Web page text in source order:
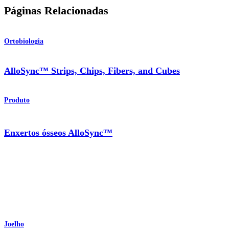
Páginas Relacionadas
Ortobiologia
AlloSync™ Strips, Chips, Fibers, and Cubes
Produto
Enxertos ósseos AlloSync™
Joelho